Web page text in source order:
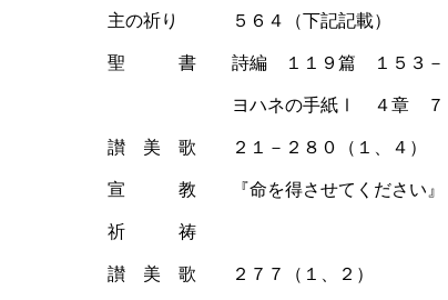
主の祈り ５６４（下記記載）
聖 書 詩編 １１９篇 １５３－１
ヨハネの手紙Ⅰ ４章 ７
讃 美 歌 ２１－２８０（１、４）
宣 教 『命を得させてください
祈 祷
讃 美 歌 ２７７（１、２）